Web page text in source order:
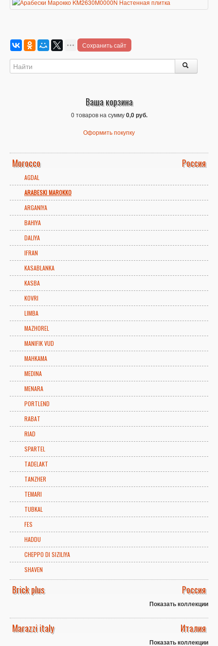
Сохранить сайт
Ваша корзина
0 товаров на сумму0,0 руб.
Оформить покупку
Morocco Россия
AGDAL
ARABESKI MAROKKO
ARGANIYA
BAHIYA
DALIYA
IFRAN
KASABLANKA
KASBA
KOVRI
LIMBA
MAZHOREL
MANIFIK VUD
MAHKAMA
MEDINA
MENARA
PORTLEND
RABAT
RIAD
SPARTEL
TADELAKT
TANZHER
TEMARI
TUBKAL
FES
HADDU
CHEPPO DI SIZILIYA
SHAVEN
Brick plus Россия
Показать коллекции
Marazzi italy Италия
Показать коллекции